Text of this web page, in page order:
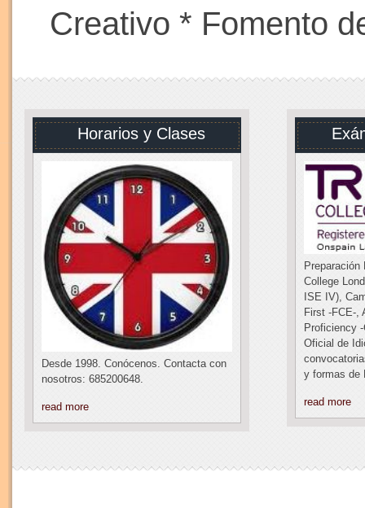
Creativo * Fomento
Horarios y Clases
Desde 1998. Conócenos. Contacta con
nosotros: 685200648.
read more
College
ISE IV),
First -FCE-,
Proficiency
Oficial de
y formas de
read more